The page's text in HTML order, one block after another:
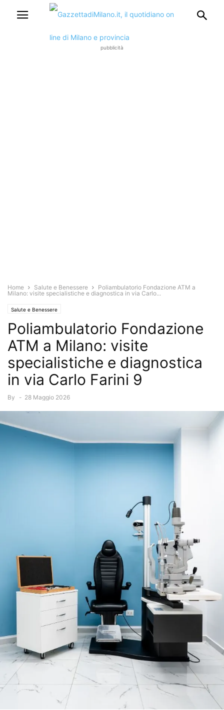
pubblicità
Home Salute e Benessere
Poliambulatorio Fondazione ATM a
Milano: visite specialistiche e diagnostica in via Carlo...
Salute e Benessere
Poliambulatorio Fondazione
ATM a Milano: visite
specialistiche e diagnostica
in via Carlo Farini 9
By - 28 Maggio 2026